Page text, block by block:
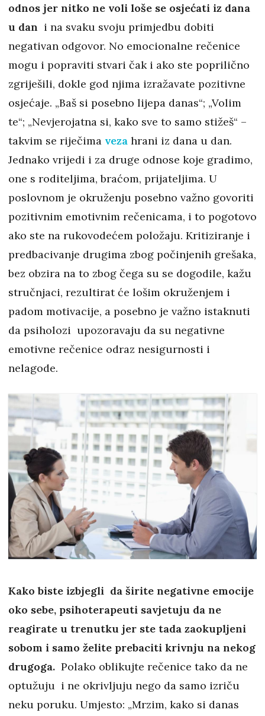
odnos jer nitko ne voli loše se osjećati iz dana
u dan i na svaku svoju primjedbu dobiti
negativan odgovor. No emocionalne rečenice
mogu i popraviti stvari čak i ako ste poprilično
zgriješili, dokle god njima izražavate pozitivne
osjećaje. „Baš si posebno lijepa danas“; „Volim
te“; „Nevjerojatna si, kako sve to samo stižeš“ –
takvim se riječima veza hrani iz dana u dan.
Jednako vrijedi i za druge odnose koje gradimo,
one s roditeljima, braćom, prijateljima. U
poslovnom je okruženju posebno važno govoriti
pozitivnim emotivnim rečenicama, i to pogotovo
ako ste na rukovodećem položaju. Kritiziranje i
predbacivanje drugima zbog počinjenih grešaka,
bez obzira na to zbog čega su se dogodile, kažu
stručnjaci, rezultirat će lošim okruženjem i
padom motivacije, a posebno je važno istaknuti
da psiholozi upozoravaju da su negativne
emotivne rečenice odraz nesigurnosti i
nelagode.
Kako biste izbjegli da širite negativne emocije
oko sebe, psihoterapeuti savjetuju da ne
reagirate u trenutku jer ste tada zaokupljeni
sobom i samo želite prebaciti krivnju na nekog
drugoga. Polako oblikujte rečenice tako da ne
optužuju i ne okrivljuju nego da samo izriču
neku poruku. Umjesto: „Mrzim, kako si danas